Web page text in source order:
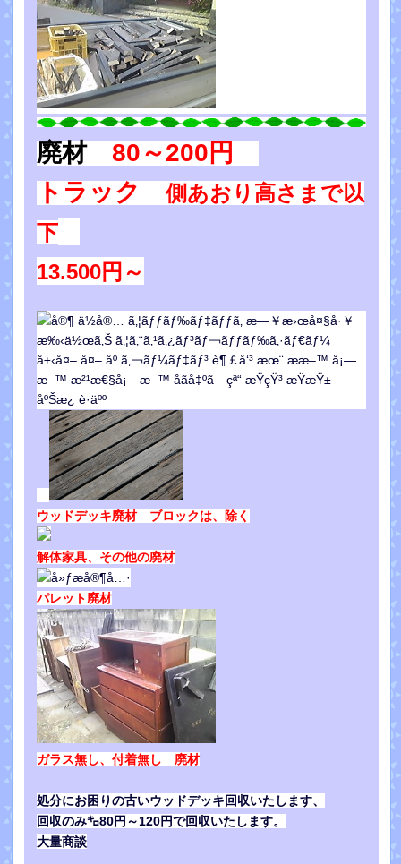
廃材80～200円
トラック側あおり高さまで以
下
13.500円～
ウッドデッキ廃材 ブロックは、除く
解体家具、その他の廃材
パレット廃材
ガラス無し、付着無し 廃材
処分にお困りの古いウッドデッキ回収いたします、
回収のみ㌔80円～120円で回収いたします。
大量商談